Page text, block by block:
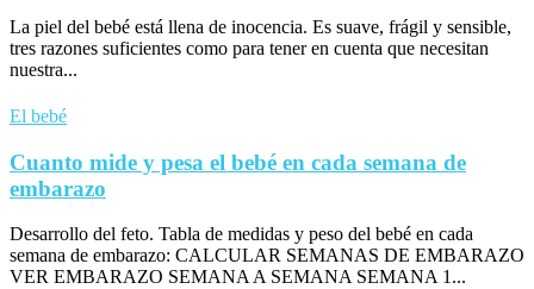
La piel del bebé está llena de inocencia. Es suave, frágil y sensible,
tres razones suficientes como para tener en cuenta que necesitan
nuestra...
El bebé
Cuanto mide y pesa el bebé en cada semana de
embarazo
Desarrollo del feto. Tabla de medidas y peso del bebé en cada
semana de embarazo: CALCULAR SEMANAS DE EMBARAZO
VER EMBARAZO SEMANA A SEMANA SEMANA 1...